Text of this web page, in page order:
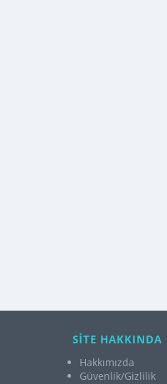
SİTE HAKKINDA
Hakkımızda
Güvenlik/Gizlilik